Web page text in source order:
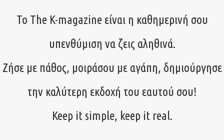
Το The K-magazine είναι η καθημερινή σου
υπενθύμιση να ζεις αληθινά.
Ζήσε με πάθος, μοιράσου με αγάπη, δημιούργησε
την καλύτερη εκδοχή του εαυτού σου!
Keep it simple, keep it real.